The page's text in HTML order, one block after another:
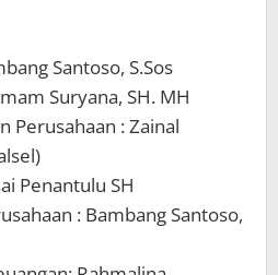
Santoso, S.Sos
Suryana, SH. MH
Perusahaan : Zainal
Penantulu SH
: Bambang Santoso,